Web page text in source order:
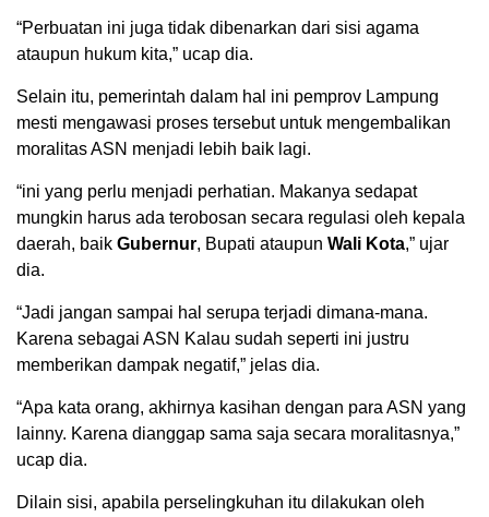
“Perbuatan ini juga tidak dibenarkan dari sisi agama
ataupun hukum kita,” ucap dia.
Selain itu, pemerintah dalam hal ini pemprov Lampung
mesti mengawasi proses tersebut untuk mengembalikan
moralitas ASN menjadi lebih baik lagi.
“ini yang perlu menjadi perhatian. Makanya sedapat
mungkin harus ada terobosan secara regulasi oleh kepala
daerah, baik Gubernur, Bupati ataupun Wali Kota,” ujar
dia.
“Jadi jangan sampai hal serupa terjadi dimana-mana.
Karena sebagai ASN Kalau sudah seperti ini justru
memberikan dampak negatif,” jelas dia.
“Apa kata orang, akhirnya kasihan dengan para ASN yang
lainny. Karena dianggap sama saja secara moralitasnya,”
ucap dia.
Dilain sisi, apabila perselingkuhan itu dilakukan oleh